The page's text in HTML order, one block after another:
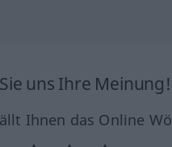
uns Ihre Meinung!
Ihnen das Online